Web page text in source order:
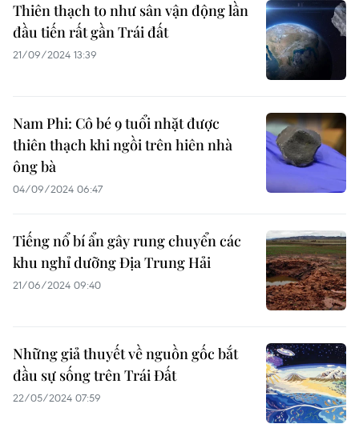
Thiên thạch to như sân vận động lần
đầu tiến rất gần Trái đất
21/09/2024 13:39
Nam Phi: Cô bé 9 tuổi nhặt được
thiên thạch khi ngồi trên hiên nhà
ông bà
04/09/2024 06:47
Tiếng nổ bí ẩn gây rung chuyển các
khu nghỉ dưỡng Địa Trung Hải
21/06/2024 09:40
Những giả thuyết về nguồn gốc bắt
đầu sự sống trên Trái Đất
22/05/2024 07:59